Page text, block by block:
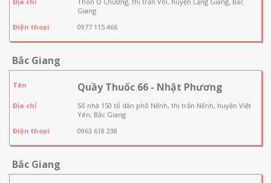
Giang
Điện thoại
0977 115 466
Bắc Giang
Tên Quầy Thuốc 66 - Nhật Phương
Địa chỉ
Số nhà 150 tổ dân phố Nếnh, thị trấn Nếnh, huyện Việt
Yên, Bắc Giang
Điện thoại
0963 618 238
Bắc Giang